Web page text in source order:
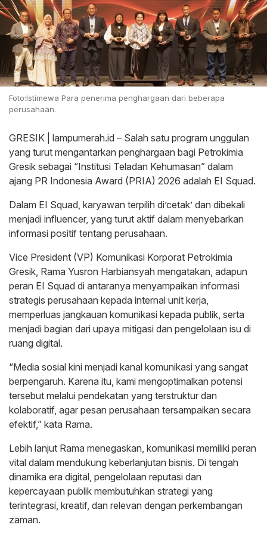
Foto:Istimewa Para penerima penghargaan dari beberapa
perusahaan.
GRESIK | lampumerah.id – Salah satu program unggulan
yang turut mengantarkan penghargaan bagi Petrokimia
Gresik sebagai “Institusi Teladan Kehumasan” dalam
ajang PR Indonesia Award (PRIA) 2026 adalah EI Squad.
Dalam EI Squad, karyawan terpilih di’cetak’ dan dibekali
menjadi influencer, yang turut aktif dalam menyebarkan
informasi positif tentang perusahaan.
Vice President (VP) Komunikasi Korporat Petrokimia
Gresik, Rama Yusron Harbiansyah mengatakan, adapun
peran EI Squad di antaranya menyampaikan informasi
strategis perusahaan kepada internal unit kerja,
memperluas jangkauan komunikasi kepada publik, serta
menjadi bagian dari upaya mitigasi dan pengelolaan isu di
ruang digital.
“Media sosial kini menjadi kanal komunikasi yang sangat
berpengaruh. Karena itu, kami mengoptimalkan potensi
tersebut melalui pendekatan yang terstruktur dan
kolaboratif, agar pesan perusahaan tersampaikan secara
efektif,” kata Rama.
Lebih lanjut Rama menegaskan, komunikasi memiliki peran
vital dalam mendukung keberlanjutan bisnis. Di tengah
dinamika era digital, pengelolaan reputasi dan
kepercayaan publik membutuhkan strategi yang
terintegrasi, kreatif, dan relevan dengan perkembangan
zaman.